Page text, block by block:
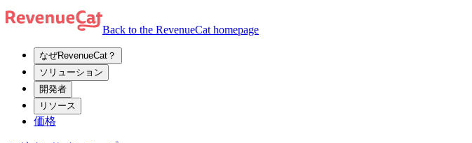
Back to the RevenueCat homepage
なぜRevenueCat？
ソリューション
開発者
リソース
価格